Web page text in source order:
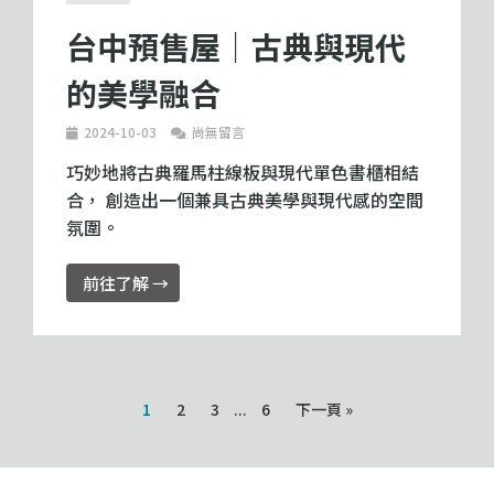
台中預售屋｜古典與現代
的美學融合
2024-10-03 尚無留言
巧妙地將古典羅馬柱線板與現代單色書櫃相結
合， 創造出一個兼具古典美學與現代感的空間
氛圍。
前往了解 →
1 2 3 ... 6 下一頁 »